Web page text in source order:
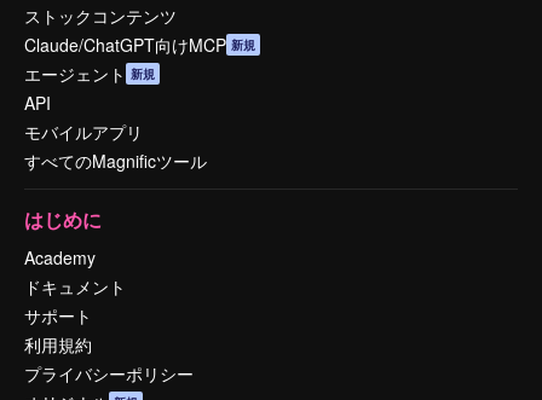
ストックコンテンツ
Claude/ChatGPT向けMCP 新規
エージェント 新規
API
モバイルアプリ
すべてのMagnificツール
はじめに
Academy
ドキュメント
サポート
利用規約
プライバシーポリシー